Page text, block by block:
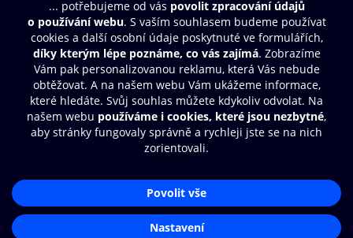
Obsah ke stažení
Moje O2 Knihovna
Další zábava
© O2 Czech Republic a.s.
Zásady zpracování osobních údajůAplikace O2 Knihovna
Čti a poslouchej své e-knihy a